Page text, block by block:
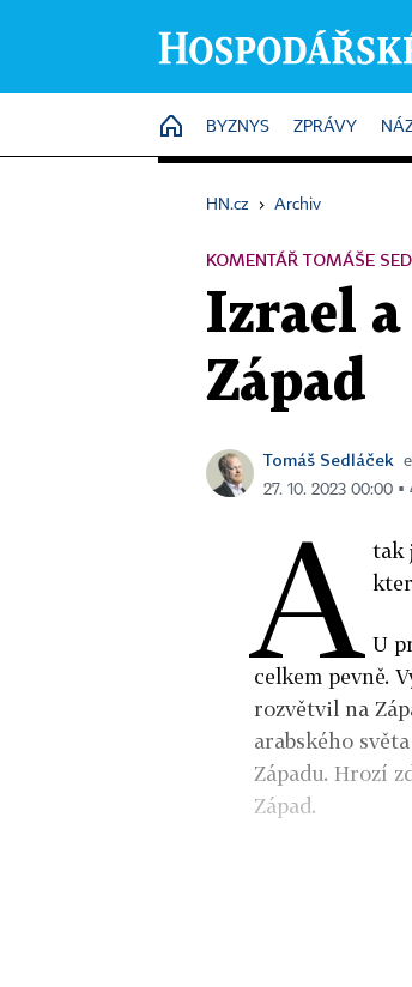
HOME
BYZNYS ZPRÁVY
HN.cz › Archiv
KOMENTÁŘ TOMÁŠE
Izrael
Západ
Tomáš Sedláček
27. 10. 2023 00:00
A tak
U
celkem pevně.
rozvětvil na
arabského
Západu. Hrozí
Západ.